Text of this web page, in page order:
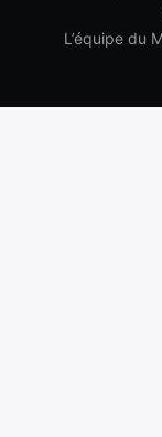
L’équipe du